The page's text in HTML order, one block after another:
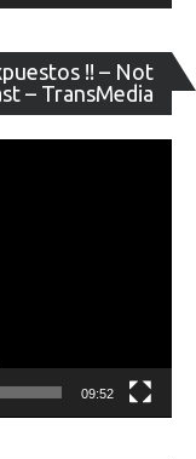
!! – Not
– TransMedia
de
09:52